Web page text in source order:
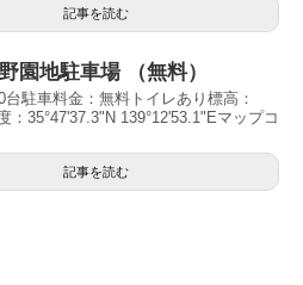
記事を読む
園地駐車場 （無料）
台駐車料金：無料トイレあり標高：
：35°47'37.3"N 139°12'53.1"Eマップコ
記事を読む